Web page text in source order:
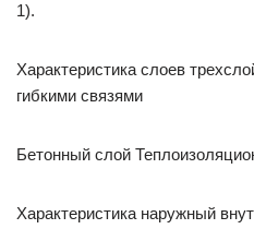
1).
Характеристика слоев
гибкими связями
Бетонный слой
Характеристика наружный